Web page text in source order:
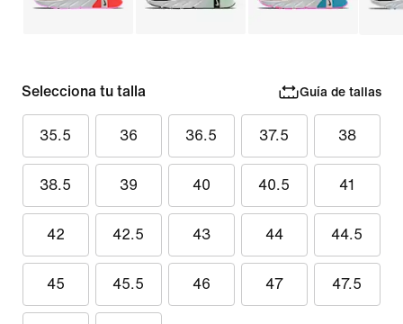
Selecciona tu talla Guía de tallas
35.5 36 36.5 37.5 38
38.5 39 40 40.5 41
42 42.5 43 44 44.5
45 45.5 46 47 47.5